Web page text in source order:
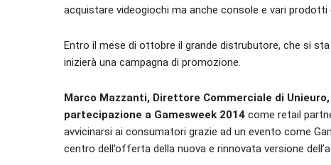
acquistare videogiochi ma anche console e vari prodotti
Entro il mese di ottobre il grande distrubutore, che si
inizierà una campagna di promozione.
Marco Mazzanti, Direttore Commerciale di
partecipazione a Gamesweek 2014 come retail
avvicinarsi ai consumatori grazie ad un evento come
centro dell’offerta della nuova e rinnovata versione